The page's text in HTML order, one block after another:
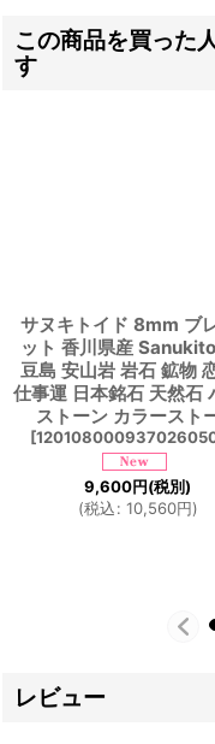
この商品を買った
す
サヌキトイド 8mm ブ
ット 香川県産
豆島 安山岩 岩石 鉱物
仕事運 日本銘石 天然石
ストーン カラースト
[
9,600円(税別)
(税込: 10,560円)
レビュー